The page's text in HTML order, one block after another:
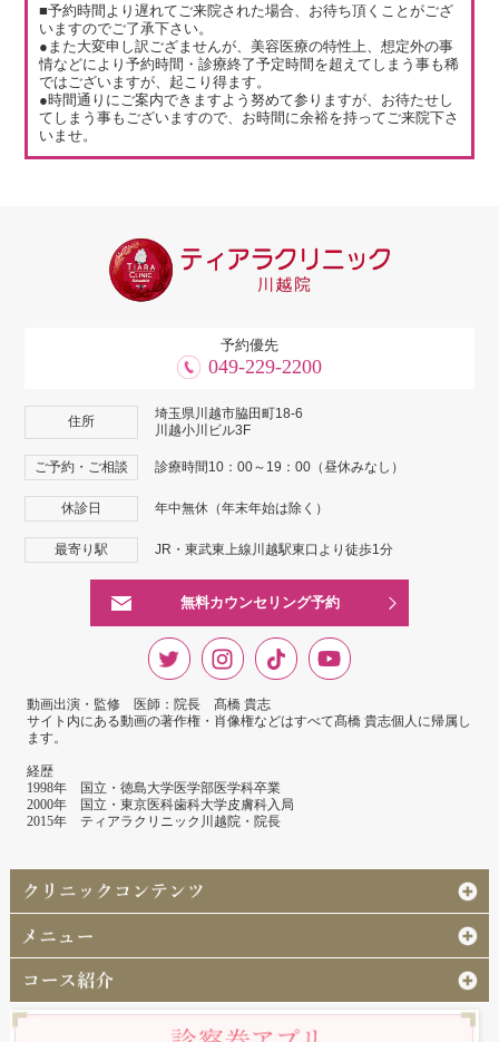
■予約時間より遅れてご来院された場合、お待ち頂くことがござ
いますのでご了承下さい。
●また大変申し訳ござませんが、美容医療の特性上、想定外の事
情などにより予約時間・診療終了予定時間を超えてしまう事も稀
ではございますが、起こり得ます。
●時間通りにご案内できますよう努めて参りますが、お待たせし
てしまう事もございますので、お時間に余裕を持ってご来院下さ
いませ。
予約優先
049-229-2200
住所
埼玉県川越市脇田町18-6
川越小川ビル3F
ご予約・ご相談 診療時間10：00～19：00（昼休みなし）
休診日 年中無休（年末年始は除く）
最寄り駅 JR・東武東上線川越駅東口より徒歩1分
無料カウンセリング予約
動画出演・監修 医師：院長 髙橋 貴志
サイト内にある動画の著作権・肖像権などはすべて髙橋 貴志個人に帰属し
ます。
経歴
1998年 国立・徳島大学医学部医学科卒業
2000年 国立・東京医科歯科大学皮膚科入局
2015年 ティアラクリニック川越院・院長